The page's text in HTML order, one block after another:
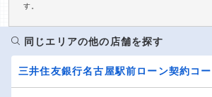
す。
同じエリアの他の店舗を探す
三井住友銀行名古屋駅前ローン契約コ